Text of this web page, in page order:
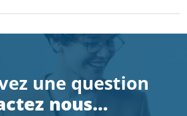
une question
nous…